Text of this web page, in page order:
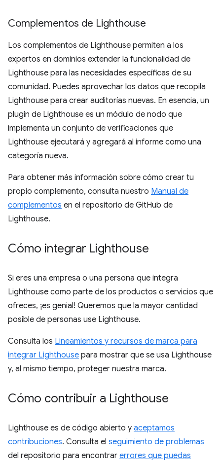
Complementos de Lighthouse
Los complementos de Lighthouse permiten a los
expertos en dominios extender la funcionalidad de
Lighthouse para las necesidades específicas de su
comunidad. Puedes aprovechar los datos que recopila
Lighthouse para crear auditorías nuevas. En esencia, un
plugin de Lighthouse es un módulo de nodo que
implementa un conjunto de verificaciones que
Lighthouse ejecutará y agregará al informe como una
categoría nueva.
Para obtener más información sobre cómo crear tu
propio complemento, consulta nuestro Manual de
complementos en el repositorio de GitHub de
Lighthouse.
Cómo integrar Lighthouse
Si eres una empresa o una persona que integra
Lighthouse como parte de los productos o servicios que
ofreces, ¡es genial! Queremos que la mayor cantidad
posible de personas use Lighthouse.
Consulta los Lineamientos y recursos de marca para
integrar Lighthouse para mostrar que se usa Lighthouse
y, al mismo tiempo, proteger nuestra marca.
Cómo contribuir a Lighthouse
Lighthouse es de código abierto y aceptamos
contribuciones. Consulta el seguimiento de problemas
del repositorio para encontrar errores que puedas